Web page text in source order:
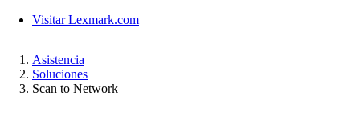
Visitar Lexmark.com
Asistencia
Soluciones
Scan to Network